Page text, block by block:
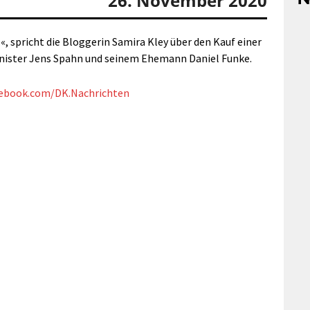
spricht die Bloggerin Samira Kley über den Kauf einer
Jens Spahn und seinem Ehemann Daniel Funke.
DK.Nachrichten